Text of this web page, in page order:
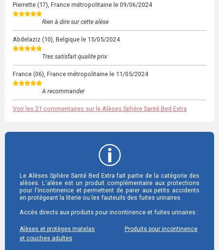
Pierrette (17), France métropolitaine le 09/06/2024
Rien à dire sur cette alèse
Abdelaziz (10), Belgique le 15/05/2024
Tres satisfait qualite prix
France (06), France métropolitaine le 11/05/2024
A recommander
Voir les 21 commentaires sur le Alèses Sphère Santé Bed Extra
Le Alèses Sphère Santé Bed Extra fait partie de la catégorie des
alèses. L'alèse est un produit complémentaire aux protections
pour l'incontinence et permettent de parer aux petits accidents
en protégeant la literie ou les fauteuils des fuites urinaires.
Accès directs aux produits pour incontinence et fuites urinaires :
Alèses et protèges matelas
Produits pour incontinence
et couches adultes